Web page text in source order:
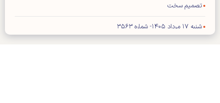
تصمیم سخت
شنبه ۱۷ مرداد ۱۴۰۵- شماره ۳۵۶۳